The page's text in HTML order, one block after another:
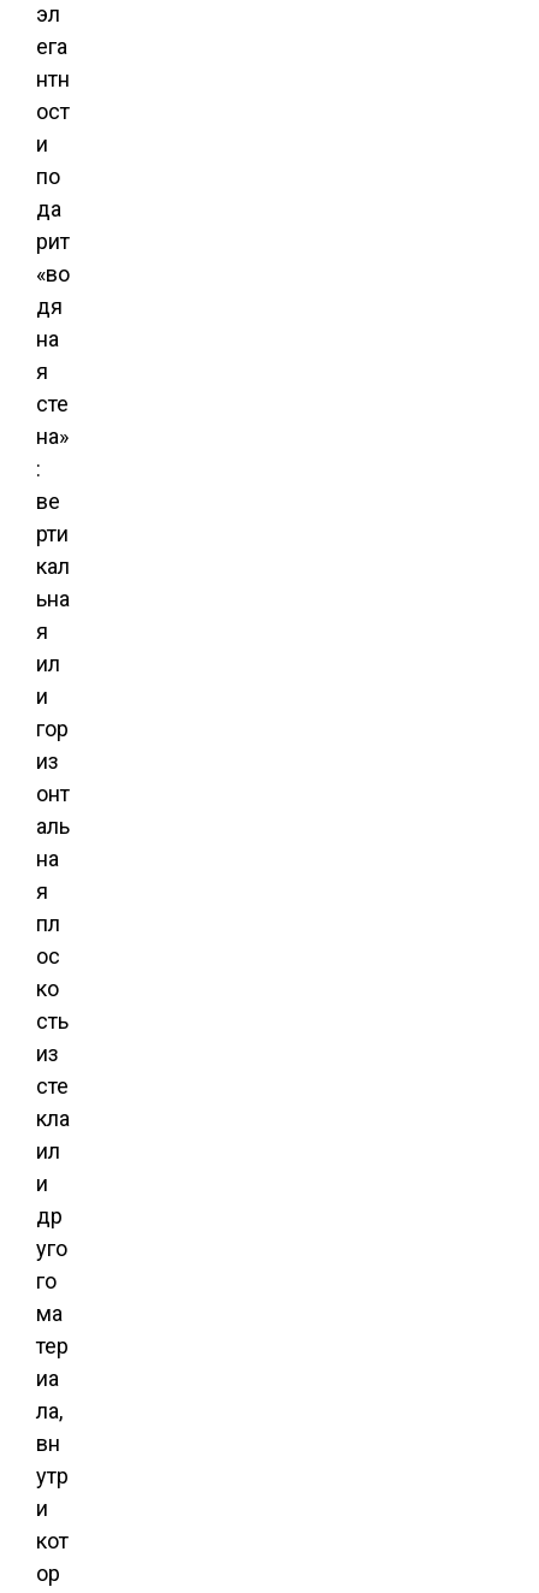
эл
ега
нтн
ост
и
по
да
рит
«во
дя
на
я
сте
на»
:
ве
рти
кал
ьна
я
ил
и
гор
из
онт
аль
на
я
пл
ос
ко
сть
из
сте
кла
ил
и
др
уго
го
ма
тер
иа
ла,
вн
утр
и
кот
ор